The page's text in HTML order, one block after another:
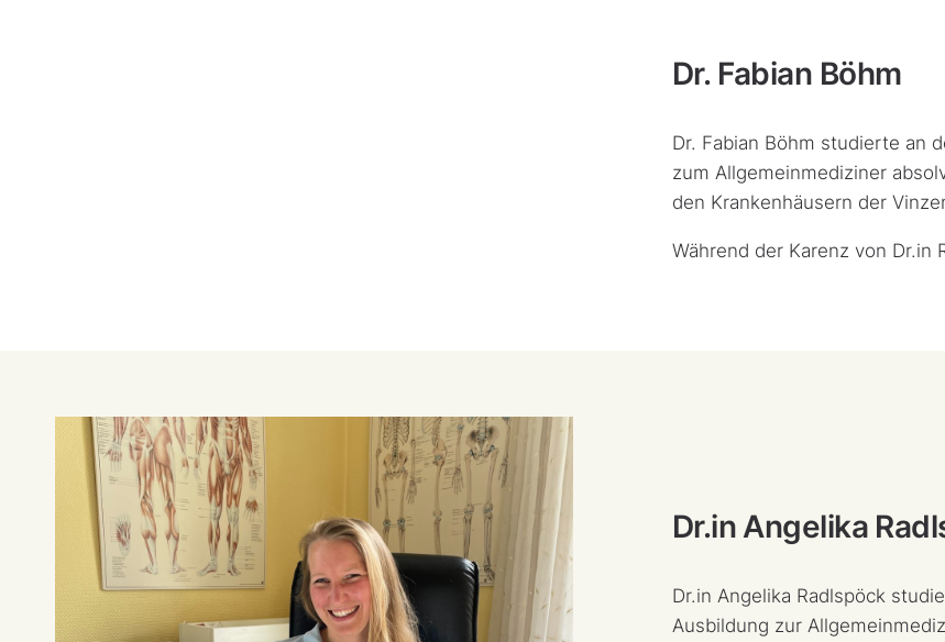
Dr. Fabian Böhm
Dr. Fabian Böhm studierte an
zum Allgemeinmediziner
den Krankenhäusern der
Während der Karenz von Dr.in
Dr.in Angelika
Dr.in Angelika Radlspöck
Ausbildung zur